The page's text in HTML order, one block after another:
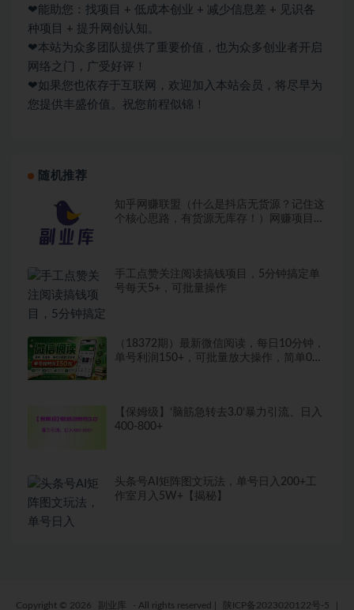
❤能助您：找项目 + 低成本创业 + 减少信息差 + 见识各
种项目 + 提升网创认知。
❤本站为众多团队提供了重要价值，也为众多创业者开启
网络之门，广受好评！
❤如果您也依存于互联网，欢迎加入本站会员，将尽早为
您提供丰盛价值。祝您前程似锦！
随机推荐
知乎网赚联盟（什么是抖店无货源？记住这
个核心思路，有货源无库存！）网赚项目知
手工点赞关注阅读搞钱项目，5分钟搞定单
号每天5+，可批量操作
（18372期）最新微信阅读，每日10分钟，
单号利润150+，可批量放大操作，简单0成
【保姆级】‘脑筋急转去3.0’暴力引流、日入
400-800+
头条号AI矩阵图文玩法，单号日入200+工
作室月入5W+【揭秘】
Copyright © 2026 副业库 - All rights reserved 陕ICP备2023020122号-5